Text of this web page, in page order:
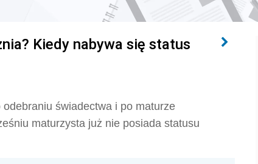
Kiedy nabywa się status
świadectwa i po maturze
maturzysta już nie posiada statusu